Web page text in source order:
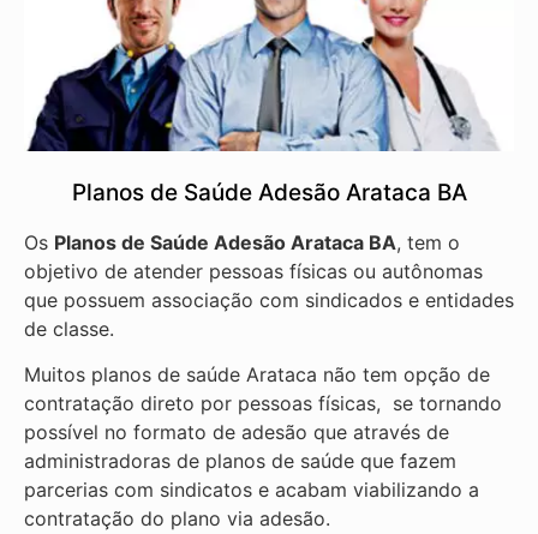
Planos de Saúde Adesão Arataca BA
Os Planos de Saúde Adesão Arataca BA, tem o
objetivo de atender pessoas físicas ou autônomas
que possuem associação com sindicados e entidades
de classe.
Muitos planos de saúde Arataca não tem opção de
contratação direto por pessoas físicas, se tornando
possível no formato de adesão que através de
administradoras de planos de saúde que fazem
parcerias com sindicatos e acabam viabilizando a
contratação do plano via adesão.